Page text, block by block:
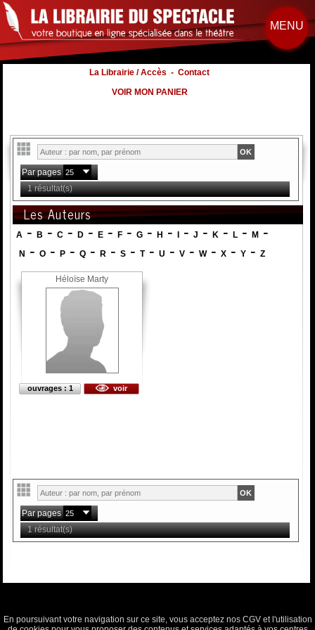
MENU
La Librairie / Accès -Contact
VOIR MON PANIER
Par pages
1 résultat(s)
Les Auteurs
A - B - C- D- E- F- G- H - - J - K - L- M-
N -O -P -Q -R -S -T-U -V -W-X -Y -Z
Héloïse Marty
ouvrages : 1 voir
Par pages
1 résultat(s)
En poursuivant votre navigation sur ce site, vous acceptez nos CGV et l'utilisation